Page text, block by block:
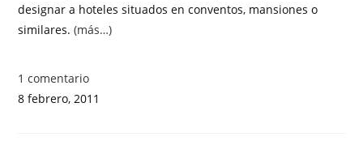
designar a hoteles situados en conventos, mansiones o
similares.(más…)
1 comentario
8 febrero, 2011